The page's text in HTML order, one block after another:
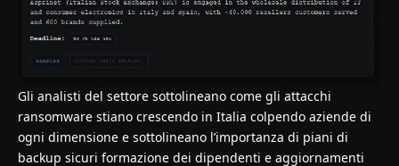
Gli analisti del settore sottolineano come gli attacchi
ransomware stiano crescendo in Italia colpendo aziende di
ogni dimensione e sottolineano l’importanza di piani di
backup sicuri formazione dei dipendenti e aggiornamenti